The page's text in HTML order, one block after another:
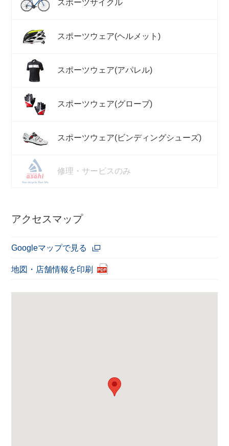
スポーツサイクル
スポーツウェア(ヘルメット)
スポーツウェア(アパレル)
スポーツウェア(グローブ)
スポーツウェア(ビンディングシューズ)
修理・サービスのみ
アクセスマップ
Googleマップで見る
地図・店舗情報を印刷